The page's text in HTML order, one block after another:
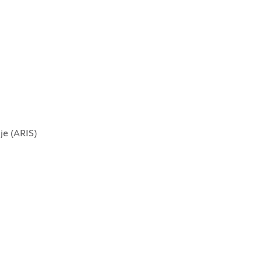
(ARIS)